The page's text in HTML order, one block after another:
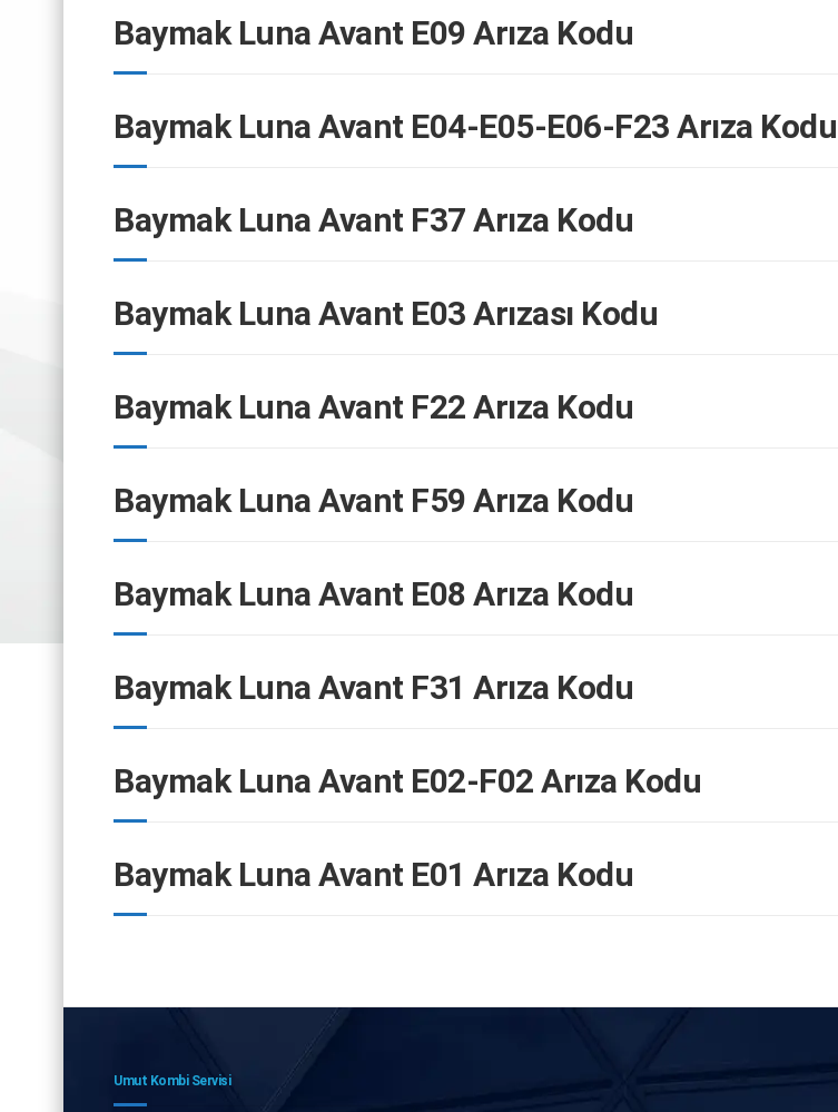
Baymak Luna Avant E09 Arıza Kodu
Baymak Luna Avant E04-E05-E06-F23 Arıza Kodu
Baymak Luna Avant F37 Arıza Kodu
Baymak Luna Avant E03 Arızası Kodu
Baymak Luna Avant F22 Arıza Kodu
Baymak Luna Avant F59 Arıza Kodu
Baymak Luna Avant E08 Arıza Kodu
Baymak Luna Avant F31 Arıza Kodu
Baymak Luna Avant E02-F02 Arıza Kodu
Baymak Luna Avant E01 Arıza Kodu
Umut Kombi Servisi